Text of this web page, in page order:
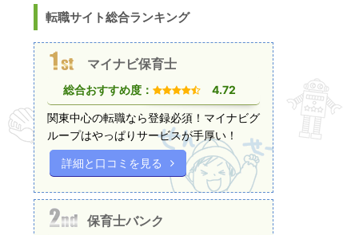
転職サイト総合ランキング
マイナビ保育士
総合おすすめ度： 4.72
関東中心の転職なら登録必須！マイナビグ
ループはやっぱりサービスが手厚い！
詳細と口コミを見る
保育士バンク